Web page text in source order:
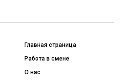
Главная страница
Работа в смене
О нас